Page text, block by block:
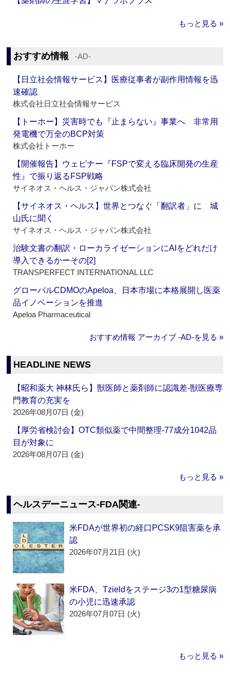
もっと見る »
おすすめ情報 ‐AD‐
【日立社会情報サービス】医療従事者が副作用情報を迅
速確認
株式会社日立社会情報サービス
【トーホー】災害時でも『止まらない』事業へ 非常用
発電機で万全のBCP対策
株式会社トーホー
【開催報告】ウェビナー『FSPで変える臨床開発の生産
性』で振り返るFSP戦略
サイネオス・ヘルス・ジャパン株式会社
【サイネオス・ヘルス】世界とつなぐ「翻訳者」に 城
山氏に聞く
サイネオス・ヘルス・ジャパン株式会社
治験文書の翻訳・ローカライゼーションにAIをどれだけ
導入できるかーその[2]
TRANSPERFECT INTERNATIONAL LLC
グローバルCDMOのApeloa、日本市場に本格展開し医薬
品イノベーションを推進
Apeloa Pharmaceutical
おすすめ情報 アーカイブ ‐AD‐を見る »
HEADLINE NEWS
【昭和薬大 神林氏ら】獣医師と薬剤師に認識差‐獣医療専
門教育の充実を
2026年08月07日 (金)
【厚労省検討会】OTC類似薬で中間整理‐77成分1042品
目が対象に
2026年08月07日 (金)
もっと見る »
ヘルスデーニュース‐FDA関連‐
米FDAが世界初の経口PCSK9阻害薬を承
認
2026年07月21日 (火)
米FDA、Tzieldをステージ3の1型糖尿病
の小児に迅速承認
2026年07月07日 (火)
もっと見る »